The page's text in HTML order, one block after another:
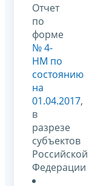
Отчет
по
форме
№ 4-
НМ по
состоянию
на
01.04.2017,
в
разрезе
субъектов
Российской
Федерации